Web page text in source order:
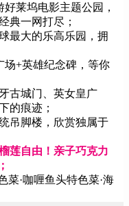
好莱坞电影主题公园，
典一网打尽；
最大的乐高乐园，拥
场+英雄纪念碑，等你
古城门、英女皇广
的痕迹；
吊脚楼，欣赏独属于
莲自由！亲子巧克力
菜·咖喱鱼头特色菜·海